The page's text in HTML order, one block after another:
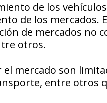
de los
de los mercados.
de mercados no
otros.
mercado son
entre otros